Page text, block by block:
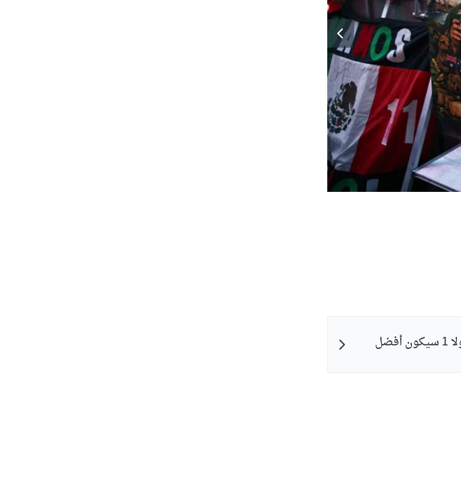
لوكلير مازحًا: لقب الفورمولا 1 سيكون أفضل